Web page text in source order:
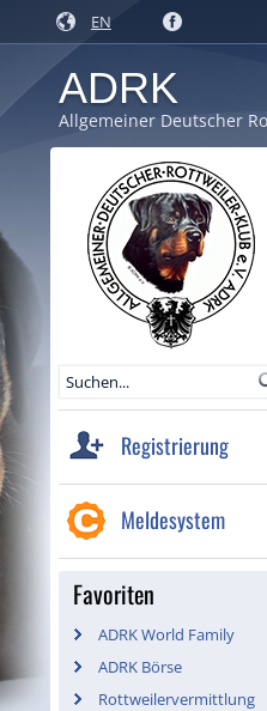
EN
ADRK
Allgemeiner Deutscher
Registrierung
Meldesystem
Favoriten
ADRK World Family
ADRK Börse
Rottweilervermittlung